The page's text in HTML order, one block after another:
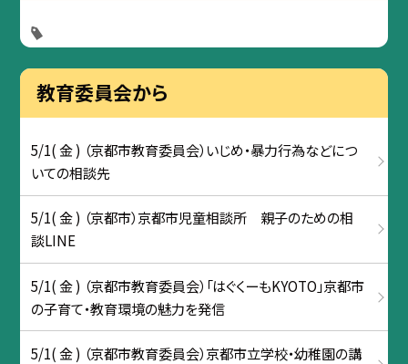
教育委員会から
5/1( 金 ) （京都市教育委員会）いじめ・暴力行為などにつ
いての相談先
5/1( 金 ) （京都市）京都市児童相談所 親子のための相
談LINE
5/1( 金 ) （京都市教育委員会）「はぐくーもKYOTO」京都市
の子育て・教育環境の魅力を発信
5/1( 金 ) （京都市教育委員会）京都市立学校・幼稚園の講